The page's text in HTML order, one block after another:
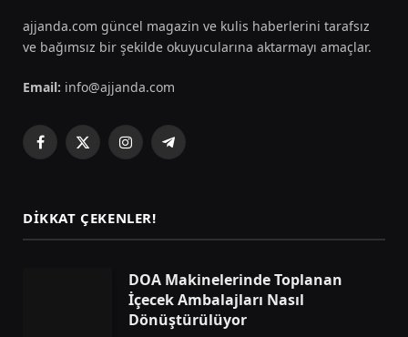
ajjanda.com güncel magazin ve kulis haberlerini tarafsız
ve bağımsız bir şekilde okuyucularına aktarmayı amaçlar.
Email: info@ajjanda.com
Facebook
X
InstagramTelegram
DIKKAT ÇEKENLER!
DOA Makinelerinde Toplanan
İçecek Ambalajları Nasıl
Dönüştürülüyor